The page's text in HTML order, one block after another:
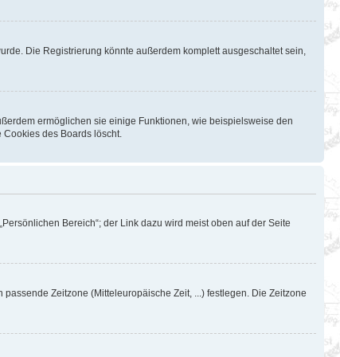
Die Registrierung könnte außerdem komplett ausgeschaltet sein,
ermöglichen sie einige Funktionen, wie beispielsweise den
Cookies des Boards löscht.
Bereich“; der Link dazu wird meist oben auf der Seite
Zeitzone (Mitteleuropäische Zeit, ...) festlegen. Die Zeitzone